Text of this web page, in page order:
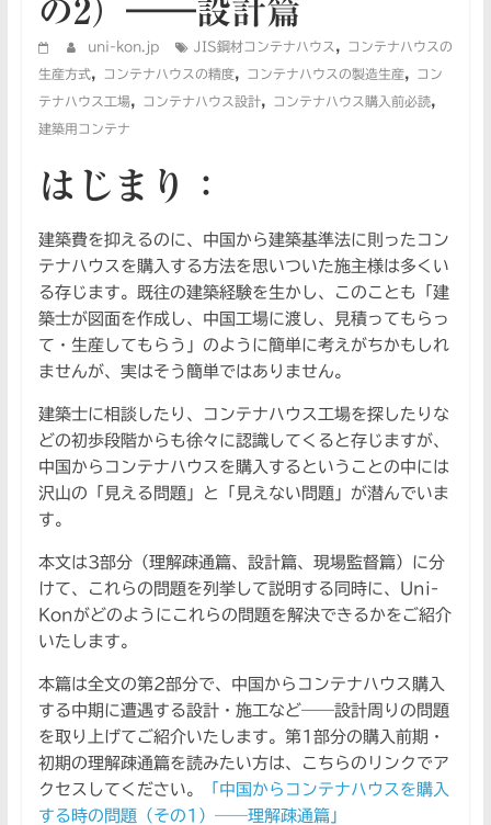
の2）――設計篇
uni-kon.jp JIS鋼材コンテナハウス , コンテナハウスの
生産方式, コンテナハウスの精度, コンテナハウスの製造生産, コン
テナハウス工場, コンテナハウス設計, コンテナハウス購入前必読,
建築用コンテナ
はじまり：
建築費を抑えるのに、中国から建築基準法に則ったコン
テナハウスを購入する方法を思いついた施主様は多くい
る存じます。既往の建築経験を生かし、このことも「建
築士が図面を作成し、中国工場に渡し、見積ってもらっ
て・生産してもらう」のように簡単に考えがちかもしれ
ませんが、実はそう簡単ではありません。
建築士に相談したり、コンテナハウス工場を探したりな
どの初歩段階からも徐々に認識してくると存じますが、
中国からコンテナハウスを購入するということの中には
沢山の「見える問題」と「見えない問題」が潜んでいま
す。
本文は3部分（理解疎通篇、設計篇、現場監督篇）に分
けて、これらの問題を列挙して説明する同時に、Uni-
Konがどのようにこれらの問題を解決できるかをご紹介
いたします。
本篇は全文の第2部分で、中国からコンテナハウス購入
する中期に遭遇する設計・施工など――設計周りの問題
を取り上げてご紹介いたします。第1部分の購入前期・
初期の理解疎通篇を読みたい方は、こちらのリンクでア
クセスしてください。
「中国からコンテナハウスを購入
する時の問題（その1）――理解疎通篇」